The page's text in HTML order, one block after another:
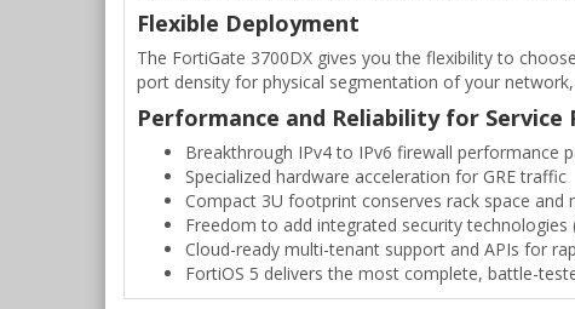
Flexible Deployment
The FortiGate 3700DX gives you the flexibility to
port density for physical segmentation of your
Performance and Reliability for
Breakthrough IPv4 to IPv6 firewall performance
Specialized hardware acceleration for GRE traffic
Compact 3U footprint conserves rack space and
Freedom to add integrated security technologies
Cloud-ready multi-tenant support and APIs for
FortiOS 5 delivers the most complete, battle-